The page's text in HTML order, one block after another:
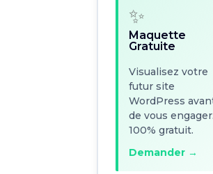
✨
Maquette
Gratuite
Visualisez votre
futur site
WordPress
de vous engager.
100% gratuit.
Demander →
100% gratuit.
Demander →
🤖
Intelligence
Artificielle
Intégrez l'IA dans
votre WordPress :